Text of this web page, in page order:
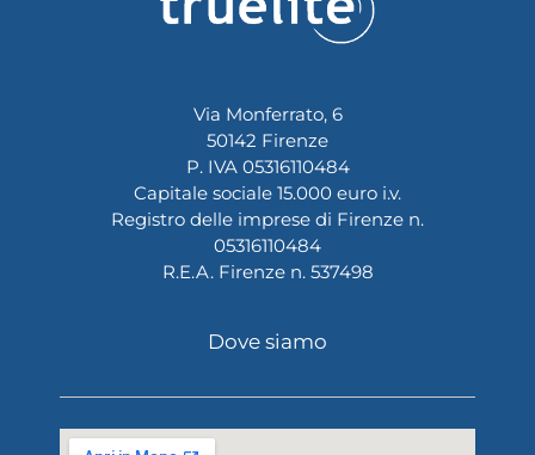
Via Monferrato, 6
50142 Firenze
P. IVA 05316110484
Capitale sociale 15.000 euro i.v.
Registro delle imprese di Firenze n.
05316110484
R.E.A. Firenze n. 537498
Dove siamo